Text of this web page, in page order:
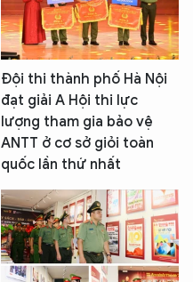
Đội thi thành phố Hà Nội
đạt giải A Hội thi lực
lượng tham gia bảo vệ
ANTT ở cơ sở giỏi toàn
quốc lần thứ nhất